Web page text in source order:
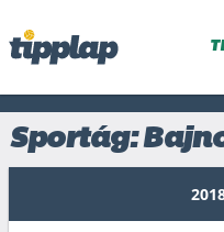
Sportág: